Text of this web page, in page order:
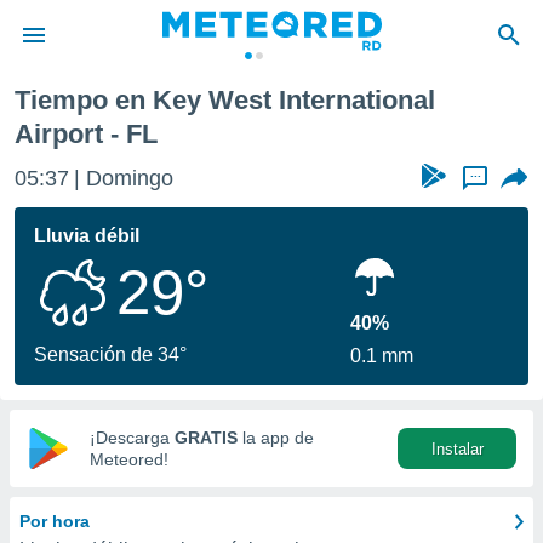
de
para
se
calidad.
a este
las
y
forma
basada
Tiempo en Key West International
Airport - FL
05:37 Domingo ...
Lluvia débil
29°
Sensación de 34°
40%
0.1 mm
¡Descarga GRATIS la app de
Meteored!
Instalar
Por hora